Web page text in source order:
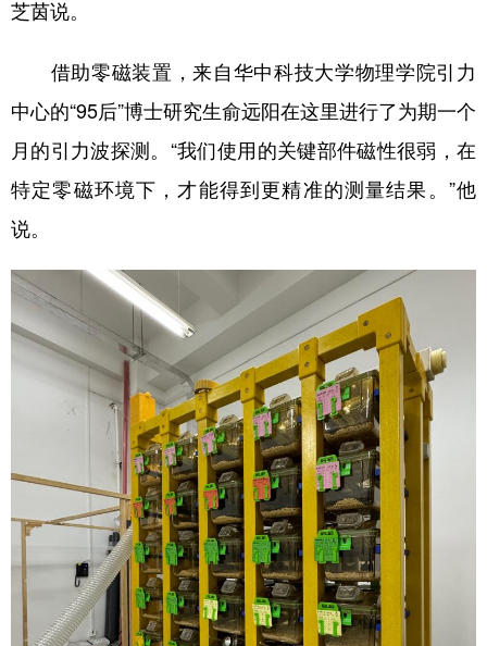
芝茵说。
借助零磁装置，来自华中科技大学物理学院引力
中心的“95后”博士研究生俞远阳在这里进行了为期一个
月的引力波探测。“我们使用的关键部件磁性很弱，在
特定零磁环境下，才能得到更精准的测量结果。”他
说。